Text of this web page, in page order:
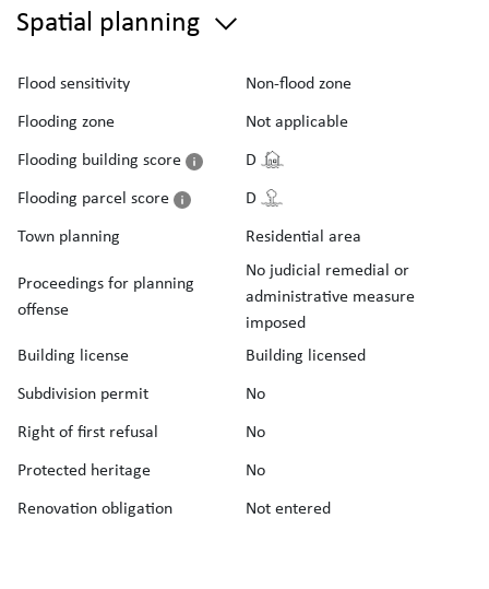
Spatial planning
Flood sensitivity
Non-flood zone
Flooding zone
Not applicable
Flooding building score
D
Flooding parcel score
D
Town planning
Residential area
Proceedings for planning
offense
No judicial remedial or
administrative measure
imposed
Building license
Building licensed
Subdivision permit
No
Right of first refusal
No
Protected heritage
No
Renovation obligation
Not entered